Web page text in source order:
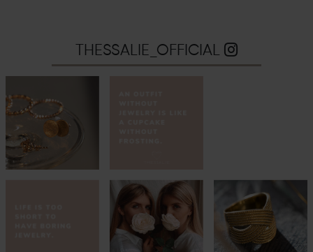
THESSALIE_OFFICIAL